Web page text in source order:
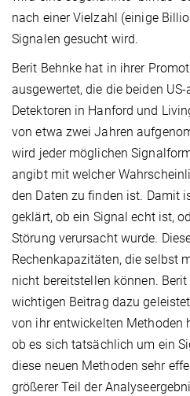
nach einer Vielzahl (einige
Signalen gesucht wird.
Berit Behnke hat in ihrer
ausgewertet, die die beiden
Detektoren in Hanford und
von etwa zwei Jahren
wird jeder möglichen
angibt mit welcher
den Daten zu finden ist. Damit
geklärt, ob ein Signal echt ist,
Störung verursacht wurde.
Rechenkapazitäten, die selbst
nicht bereitstellen können.
wichtigen Beitrag dazu
von ihr entwickelten Methoden
ob es sich tatsächlich um ein
diese neuen Methoden sehr
größerer Teil der